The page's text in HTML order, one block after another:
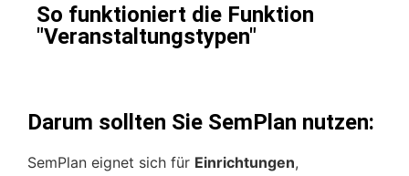
So funktioniert die Funktion
"Veranstaltungstypen"
Darum sollten Sie SemPlan nutzen:
SemPlan eignet sich für Einrichtungen,